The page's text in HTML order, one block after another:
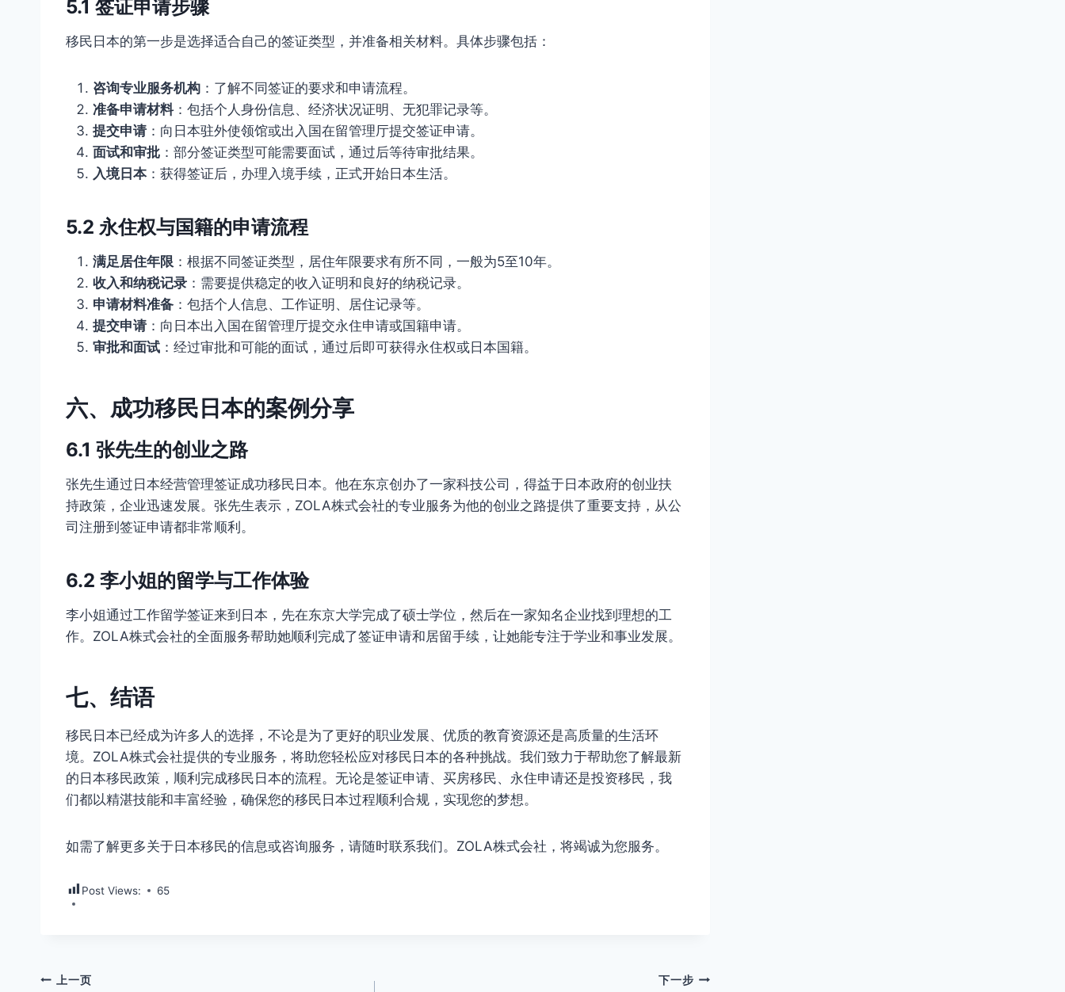
5.1 签证申请步骤
移民日本的第一步是选择适合自己的签证类型，并准备相关材料。具体步骤包括：
咨询专业服务机构 ：了解不同签证的要求和申请流程。
准备申请材料：包括个人身份信息、经济状况证明、无犯罪记录等。
提交申请 ：向日本驻外使领馆或出入国在留管理厅提交签证申请。
面试和审批 ：部分签证类型可能需要面试，通过后等待审批结果。
入境日本：获得签证后，办理入境手续，正式开始日本生活。
5.2 永住权与国籍的申请流程
满足居住年限 ：根据不同签证类型，居住年限要求有所不同，一般为5至10年。
收入和纳税记录 ：需要提供稳定的收入证明和良好的纳税记录。
申请材料准备 ：包括个人信息、工作证明、居住记录等。
提交申请 ：向日本出入国在留管理厅提交永住申请或国籍申请。
审批和面试 ：经过审批和可能的面试，通过后即可获得永住权或日本国籍。
六、成功移民日本的案例分享
6.1 张先生的创业之路
张先生通过日本经营管理签证成功移民日本。他在东京创办了一家科技公司，得益于日本政府的创业扶
持政策，企业迅速发展。张先生表示，ZOLA株式会社的专业服务为他的创业之路提供了重要支持，从公
司注册到签证申请都非常顺利。
6.2 李小姐的留学与工作体验
李小姐通过工作留学签证来到日本，先在东京大学完成了硕士学位，然后在一家知名企业找到理想的工
作。ZOLA株式会社的全面服务帮助她顺利完成了签证申请和居留手续，让她能专注于学业和事业发展。
七、结语
移民日本已经成为许多人的选择，不论是为了更好的职业发展、优质的教育资源还是高质量的生活环
境。ZOLA株式会社提供的专业服务，将助您轻松应对移民日本的各种挑战。我们致力于帮助您了解最新
的日本移民政策，顺利完成移民日本的流程。无论是签证申请、买房移民、永住申请还是投资移民，我
们都以精湛技能和丰富经验，确保您的移民日本过程顺利合规，实现您的梦想。
如需了解更多关于日本移民的信息或咨询服务，请随时联系我们。ZOLA株式会社，将竭诚为您服务。
Post Views: 65
文上一页 下一步